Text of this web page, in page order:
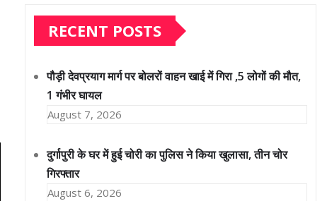
RECENT POSTS
पौड़ी देवप्रयाग मार्ग पर बोलरों वाहन खाई में गिरा ,5 लोगों की मौत,
1 गंभीर घायल
August 7, 2026
दुर्गापुरी के घर में हुई चोरी का पुलिस ने किया खुलासा, तीन चोर
गिरफ्तार
August 6, 2026